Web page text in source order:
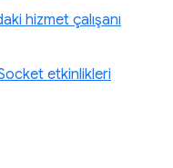
hizmet çalışanı
etkinlikleri